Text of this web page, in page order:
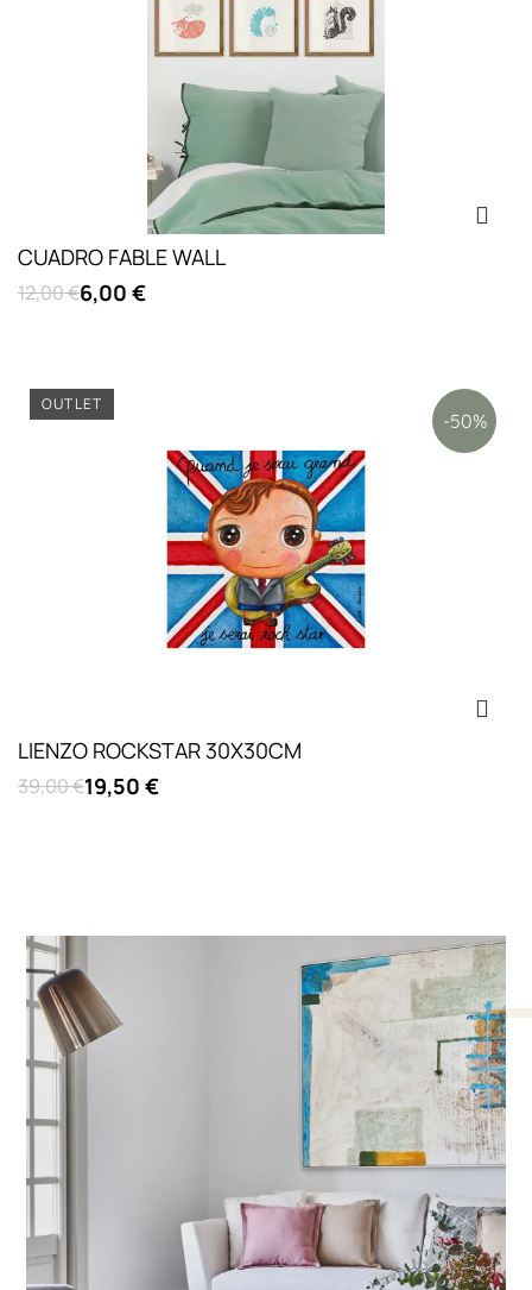
CUADRO FABLE WALL
12,00 €6,00 €
LIENZO ROCKSTAR 30X30CM
39,00 €19,50 €
OUTLET
-50%